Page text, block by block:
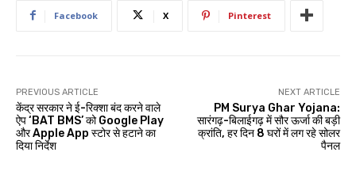
Facebook X Pinterest
PREVIOUS ARTICLE
केंद्र सरकार ने ई-रिक्शा बंद करने वाले
ऐप ‘BAT BMS’ को Google Play
और Apple App स्टोर से हटाने का
दिया निर्देश
NEXT ARTICLE
PM Surya Ghar Yojana:
सारंगढ़-बिलाईगढ़ में सौर ऊर्जा की बड़ी
क्रांति, हर दिन 8 घरों में लग रहे सोलर
पैनल